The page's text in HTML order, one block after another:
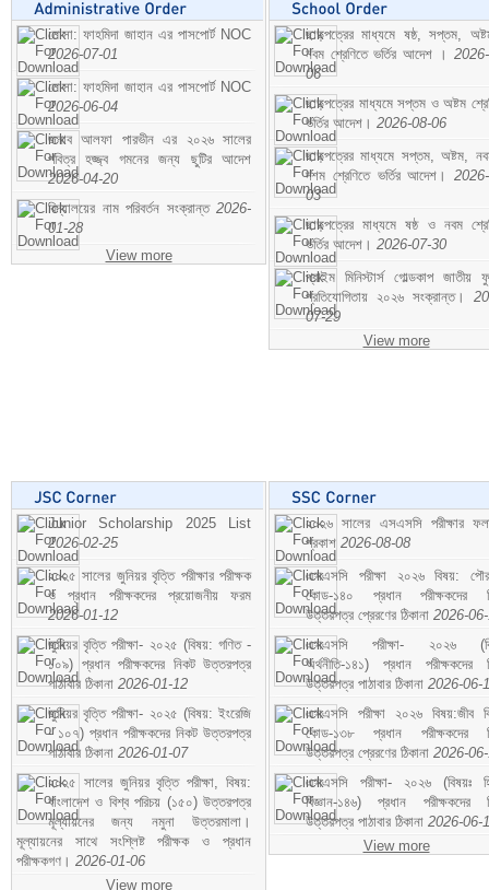
মোসা: ফাহমিদা জাহান এর পাসপোর্ট NOC
2026-07-01
মোসা: ফাহমিদা জাহান এর পাসপোর্ট NOC
2026-06-04
জনাব আলফা পারভীন এর ২০২৬ সালের
পবিত্র হজ্জ্ব গমনের জন্য ছুটির আদেশ
2026-04-20
বিদ্যালয়ের নাম পরিবর্তন সংক্রান্ত 2026-
01-28
View more
ছাড়পত্রের মাধ্যমে ষষ্ঠ, সপ্তম,
নবম শ্রেণিতে ভর্তির আদেশ ।
06
ছাড়পত্রের মাধ্যমে সপ্তম ও অষ্টম
ভর্তির আদেশ। 2026-08-06
ছাড়পত্রের মাধ্যমে সপ্তম, অষ্টম,
দশম শ্রেণিতে ভর্তির আদেশ।
03
ছাড়পত্রের মাধ্যমে ষষ্ঠ ও নবম
ভর্তির আদেশ। 2026-07-30
প্রাইম মিনিস্টার্স গোল্ডকাপ জাতীয়
প্রতিযোগিতায় ২০২৬ সংক্রান্ত।
07-29
View more
Junior Scholarship 2025 List
2026-02-25
২০২৫ সালের জুনিয়র বৃত্তি পরীক্ষার পরীক্ষক
ও প্রধান পরীক্ষকদের প্রয়োজনীয় ফরম
2026-01-12
জুনিয়র বৃত্তি পরীক্ষা- ২০২৫ (বিষয়: গণিত -
১০৯) প্রধান পরীক্ষকদের নিকট উত্তরপত্র
পাঠাবার ঠিকানা 2026-01-12
জুনিয়র বৃত্তি পরীক্ষা- ২০২৫ (বিষয়: ইংরেজি
- ১০৭) প্রধান পরীক্ষকদের নিকট উত্তরপত্র
পাঠাবার ঠিকানা 2026-01-07
২০২৫ সালের জুনিয়র বৃত্তি পরীক্ষা, বিষয়:
বাংলাদেশ ও বিশ্ব পরিচয় (১৫০) উত্তরপত্র
মূল্যায়নের জন্য নমুনা উত্তরমালা।
মূল্যায়নের সাথে সংশ্লিষ্ট পরীক্ষক ও প্রধান
পরীক্ষকগণ। 2026-01-06
View more
২০২৬ সালের এসএসসি পরীক্ষার
প্রকাশ 2026-08-08
এসএসসি পরীক্ষা ২০২৬ বিষয়:
কোড-১৪০ প্রধান পরীক্ষকদের
উত্তরপত্র প্রেরণের ঠিকানা 2026-
এসএসসি পরীক্ষা- ২০২৬
অর্থনীতি-১৪১) প্রধান পরীক্ষকদের
উত্তরপত্র পাঠাবার ঠিকানা 2026-06-
এসএসসি পরীক্ষা ২০২৬ বিষয়:জীব
কোড-১৩৮ প্রধান পরীক্ষকদের
উত্তরপত্র প্রেরণের ঠিকানা 2026-
এসএসসি পরীক্ষা- ২০২৬ (বিষয়ঃ
বিজ্ঞান-১৪৬) প্রধান পরীক্ষকদের
উত্তরপত্র পাঠাবার ঠিকানা 2026-06-
View more